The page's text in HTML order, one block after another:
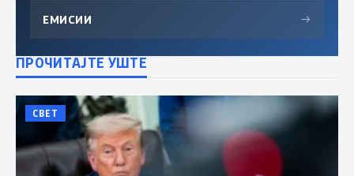
ЕМИСИИ →
ПРОЧИТАЈТЕ УШТЕ
СВЕТ